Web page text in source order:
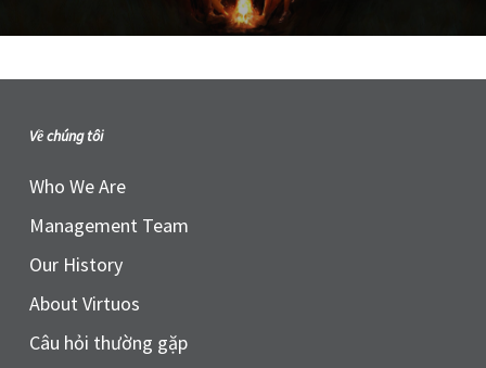
Về chúng tôi
Who We Are
Management Team
Our History
About Virtuos
Câu hỏi thường gặp